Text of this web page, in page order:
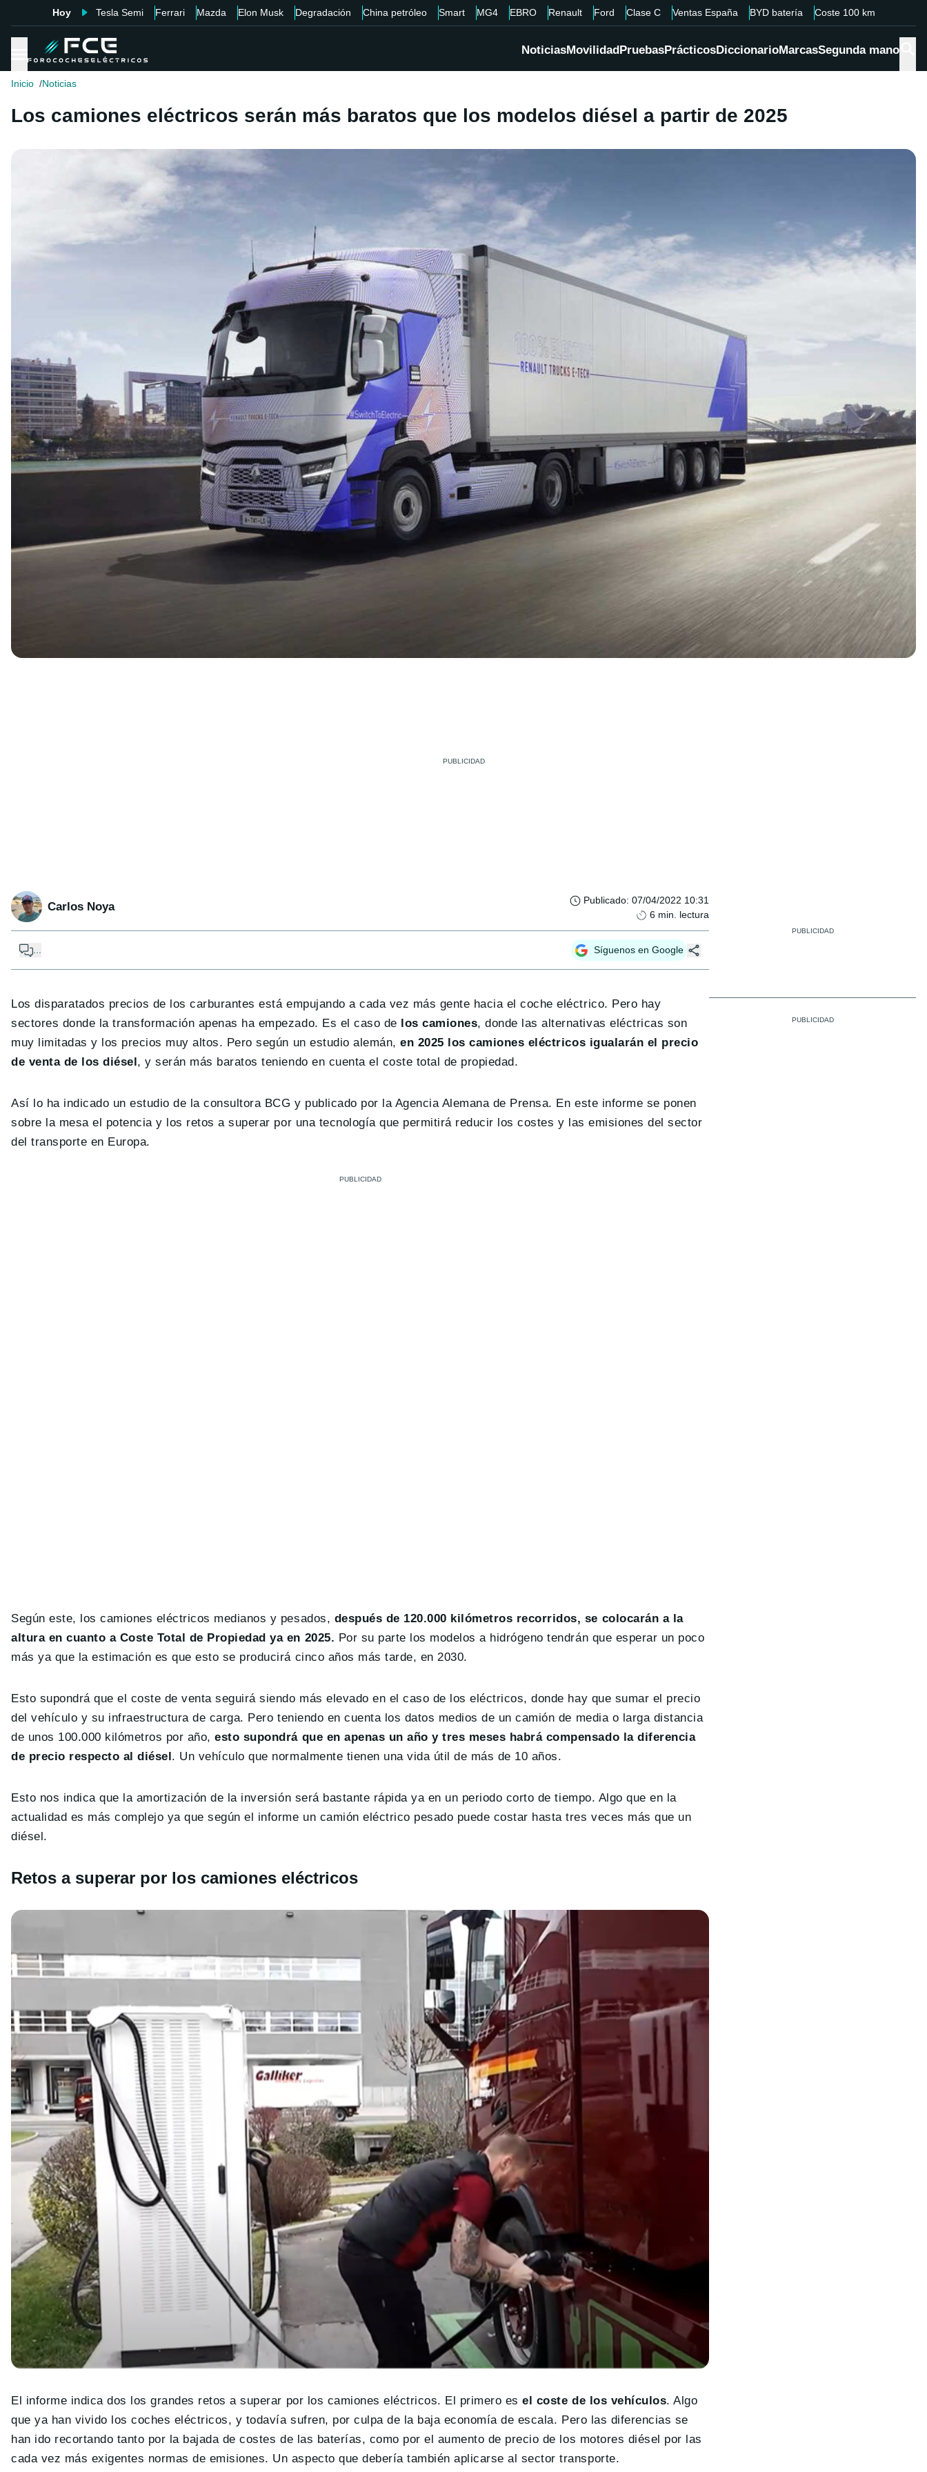
Hoy Tesla Semi Ferrari Mazda Elon Musk Degradación China petróleo Smart MG4 EBRO Renault Ford Clase C Ventas España BYD batería Coste 100 km
NoticiasMovilidadPruebasPrácticosDiccionarioMarcasSegunda mano
Inicio Noticias
Los camiones eléctricos serán más baratos que los modelos diésel a partir de 2025
Carlos Noya Publicado: 07/04/2022 10:31
6 min. lectura
... Síguenos en Google
Los disparatados precios de los carburantes está empujando a cada vez más gente hacia el coche eléctrico. Pero hay
sectores donde la transformación apenas ha empezado. Es el caso de
los camiones, donde las alternativas eléctricas son
muy limitadas y los precios muy altos. Pero según un estudio alemán,en 2025 los camiones eléctricos igualarán el precio
de venta de los diésel , y serán más baratos teniendo en cuenta el coste total de propiedad.
Así lo ha indicado un estudio de la consultora BCG y publicado por la Agencia Alemana de Prensa. En este informe se ponen
sobre la mesa el potencia y los retos a superar por una tecnología que permitirá reducir los costes y las emisiones del sector
del transporte en Europa.
Según este, los camiones eléctricos medianos y pesados, después de 120.000 kilómetros recorridos, se colocarán a la
altura en cuanto a Coste Total de Propiedad ya en 2025. Por su parte los modelos a hidrógeno tendrán que esperar un poco
más ya que la estimación es que esto se producirá cinco años más tarde, en 2030.
Esto supondrá que el coste de venta seguirá siendo más elevado en el caso de los eléctricos, donde hay que sumar el precio
del vehículo y su infraestructura de carga. Pero teniendo en cuenta los datos medios de un camión de media o larga distancia
de unos 100.000 kilómetros por año,esto supondrá que en apenas un año y tres meses habrá compensado la diferencia
de precio respecto al diésel . Un vehículo que normalmente tienen una vida útil de más de 10 años.
Esto nos indica que la amortización de la inversión será bastante rápida ya en un periodo corto de tiempo. Algo que en la
actualidad es más complejo ya que según el informe un camión eléctrico pesado puede costar hasta tres veces más que un
diésel.
Retos a superar por los camiones eléctricos
El informe indica dos los grandes retos a superar por los camiones eléctricos. El primero esel coste de los vehículos. Algo
que ya han vivido los coches eléctricos, y todavía sufren, por culpa de la baja economía de escala. Pero las diferencias se
han ido recortando tanto por la bajada de costes de las baterías, como por el aumento de precio de los motores diésel por las
cada vez más exigentes normas de emisiones. Un aspecto que debería también aplicarse al sector transporte.